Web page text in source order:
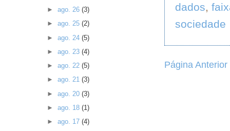
dados,
sociedade
Página Anterior
► ago. 26 (3)
► ago. 25 (2)
► ago. 24 (5)
► ago. 23 (4)
► ago. 22 (5)
► ago. 21 (3)
► ago. 20 (3)
► ago. 18 (1)
► ago. 17 (4)